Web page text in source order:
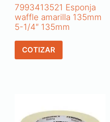
7993413521 Esponja
waffle amarilla 135mm
5-1/4″ 135mm
COTIZAR